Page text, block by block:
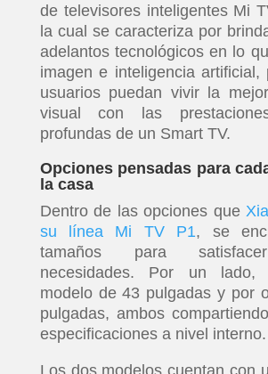
de televisores inteligentes Mi
la cual se caracteriza por
adelantos tecnológicos en lo
imagen e inteligencia artificial,
usuarios puedan vivir la
visual con las
profundas de un Smart TV.
Opciones pensadas para
la casa
Dentro de las opciones que
su línea Mi TV P1, se
tamaños para
necesidades. Por un lado,
modelo de 43 pulgadas y por
pulgadas, ambos
especificaciones a nivel interno.
Los dos modelos cuentan con